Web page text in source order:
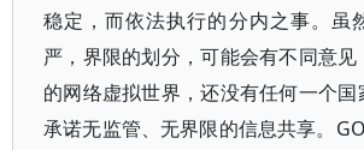
稳定，而依法执行的分内之事。虽
严，界限的划分，可能会有不同意
的网络虚拟世界，还没有任何一个
承诺无监管、无界限的信息共享。